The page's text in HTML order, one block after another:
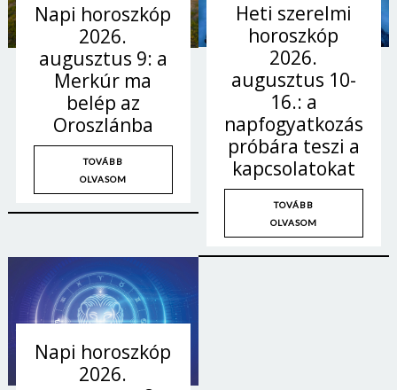
Napi horoszkóp
2026.
augusztus 9: a
Merkúr ma
belép az
Oroszlánba
TOVÁBB
OLVASOM
Heti szerelmi
horoszkóp
2026.
augusztus 10-
16.: a
napfogyatkozás
próbára teszi a
kapcsolatokat
TOVÁBB
OLVASOM
Napi horoszkóp
2026.